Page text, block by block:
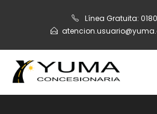
Línea Gratuita: